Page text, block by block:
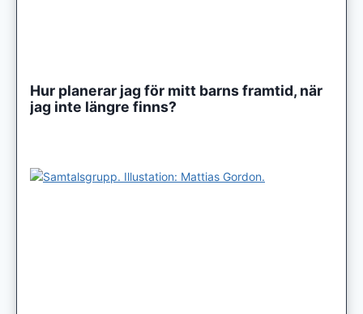
Hur planerar jag för mitt barns framtid, när
jag inte längre finns?